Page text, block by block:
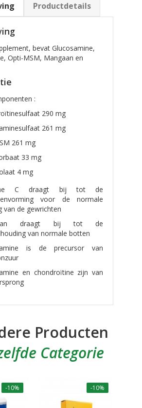
Productdetails
bevat Glucosamine,
Opti-MSM, Mangaan en
:
290 mg
261 mg
261 mg
33 mg
4 mg
C draagt bij tot de
voor de normale
van de gewrichten
draagt bij tot de
van normale botten
is de precursor van
en chondroïtine zijn van
Producten
Categorie
-10% -10%